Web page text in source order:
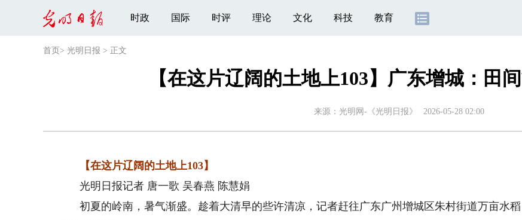
时政 国际 时评 理论 文化 科技 教育
首页 > 光明日报 > 正文
【在这片辽阔的土地上103】广东增城：田
来源： 光明网-《光明日报》 2026-05-28 02:00
【在这片辽阔的土地上103】
光明日报记者 唐一歌 吴春燕 陈慧娟
初夏的岭南，暑气渐盛。趁着大清早的些许清凉，记者赶往广东广州增城区朱村街道万亩水稻